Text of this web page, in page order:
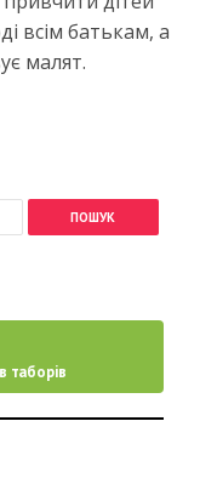
всім батькам, а
малят.
таборів